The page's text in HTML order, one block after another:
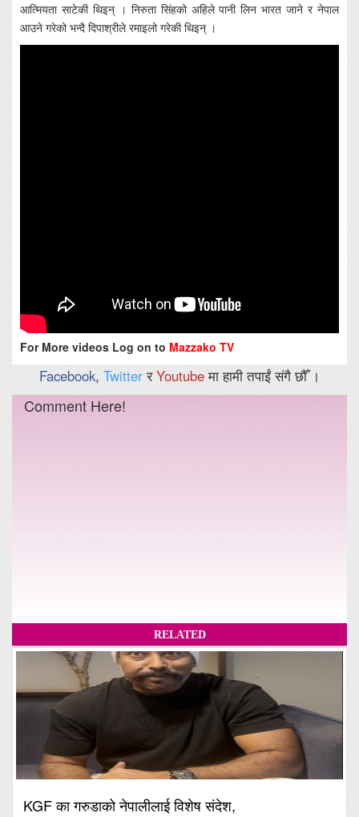
आत्मियता साटेकी थिइन् । निरुता सिंहको अहिले पानी लिन भारत जाने र नेपाल
आउने गरेको भन्दै दिपाश्रीले रमाइलो गरेकी थिइन् ।
For More videos Log on to Mazzako TV
Facebook, TwitterरYoutubeमा हामी तपाईं संगै छौँ ।
Comment Here!
RELATED
KGF का गरुडाको नेपालीलाई विशेष संदेश,